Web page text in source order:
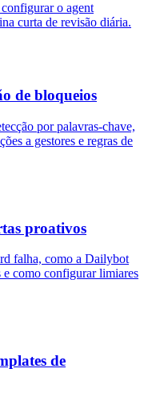
o agent
curta de revisão diária.
de bloqueios
por palavras-chave,
a gestores e regras de
proativos
falha, como a Dailybot
e como configurar limiares
de